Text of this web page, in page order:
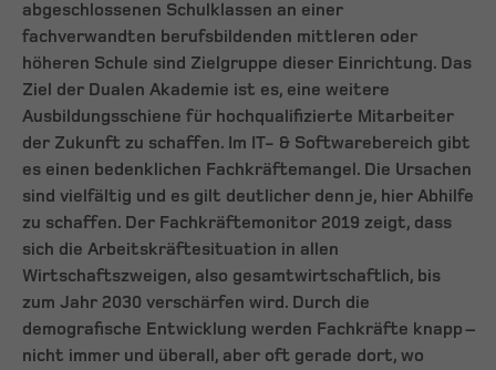
abgeschlossenen Schulklassen an einer
fachverwandten berufsbildenden mittleren oder
höheren Schule sind Zielgruppe dieser Einrichtung. Das
Ziel der Dualen Akademie ist es, eine weitere
Ausbildungsschiene für hochqualifizierte Mitarbeiter
der Zukunft zu schaffen. Im IT- & Softwarebereich gibt
es einen bedenklichen Fachkräftemangel. Die Ursachen
sind vielfältig und es gilt deutlicher denn je, hier Abhilfe
zu schaffen. Der Fachkräftemonitor 2019 zeigt, dass
sich die Arbeitskräftesituation in allen
Wirtschaftszweigen, also gesamtwirtschaftlich, bis
zum Jahr 2030 verschärfen wird. Durch die
demografische Entwicklung werden Fachkräfte knapp –
nicht immer und überall, aber oft gerade dort, wo